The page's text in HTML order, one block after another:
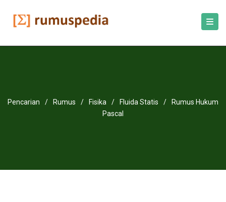
Pencarian / Rumus / Fisika / Fluida Statis /
Rumus Hukum
Pascal